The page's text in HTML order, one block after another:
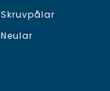
Skruvpålar
Neular